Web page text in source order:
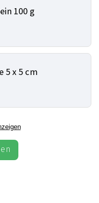
100 g
5 x 5 cm